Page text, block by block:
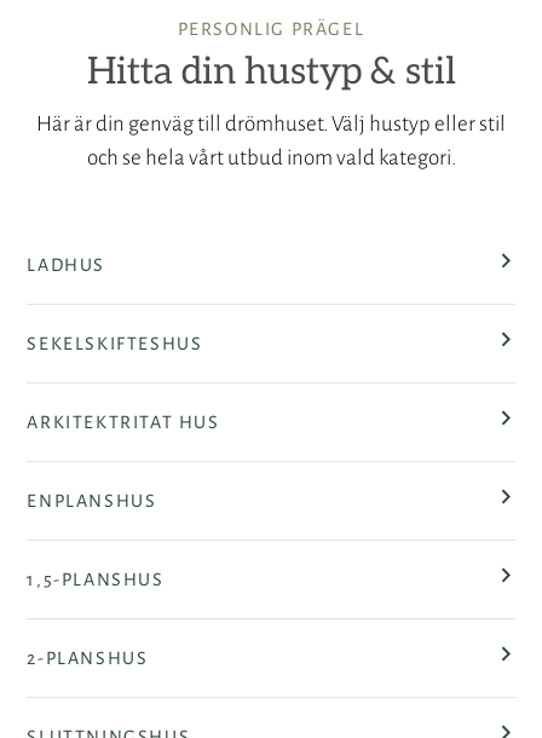
PERSONLIG PRÄGEL
Hitta din hustyp & stil
Här är din genväg till drömhuset. Välj hustyp eller stil
och se hela vårt utbud inom vald kategori.
LADHUS
SEKELSKIFTESHUS
ARKITEKTRITAT HUS
ENPLANSHUS
1,5-PLANSHUS
2-PLANSHUS